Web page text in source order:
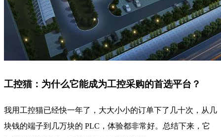
工控猫：为什么它能成为工控采购的首选平台？
我用工控猫已经快一年了，大大小小的订单下了几十次，从几
块钱的端子到几万块的 PLC，体验都非常好。总结下来，它